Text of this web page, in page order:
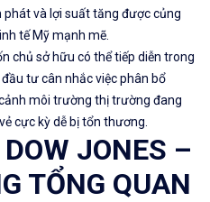
phát và lợi suất tăng được củng
tế Mỹ mạnh mẽ.
chủ sở hữu có thể tiếp diễn trong
tư cân nhắc việc phân bổ
môi trường thị trường đang
cực kỳ dễ bị tổn thương.
JONES –
TỔNG QUAN